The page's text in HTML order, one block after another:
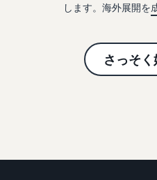
します。海外展開を
さっそ